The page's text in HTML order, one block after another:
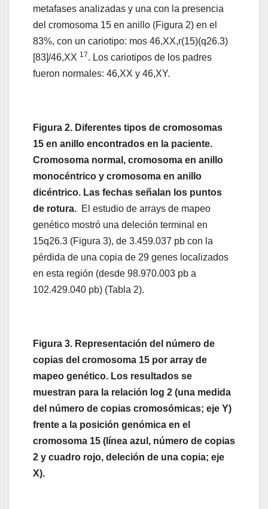
metafases analizadas y una con la presencia
del cromosoma 15 en anillo (Figura 2) en el
83%, con un cariotipo: mos 46,XX,r(15)(q26.3)
[83]/46,XX 17. Los cariotipos de los padres
fueron normales: 46,XX y 46,XY.
Figura 2. Diferentes tipos de cromosomas
15 en anillo encontrados en la paciente.
Cromosoma normal, cromosoma en anillo
monocéntrico y cromosoma en anillo
dicéntrico. Las fechas señalan los puntos
de rotura. El estudio de arrays de mapeo
genético mostró una deleción terminal en
15q26.3 (Figura 3), de 3.459.037 pb con la
pérdida de una copia de 29 genes localizados
en esta región (desde 98.970.003 pb a
102.429.040 pb) (Tabla 2).
Figura 3. Representación del número de
copias del cromosoma 15 por array de
mapeo genético. Los resultados se
muestran para la relación log 2 (una medida
del número de copias cromosómicas; eje Y)
frente a la posición genómica en el
cromosoma 15 (línea azul, número de copias
2 y cuadro rojo, deleción de una copia; eje
X).